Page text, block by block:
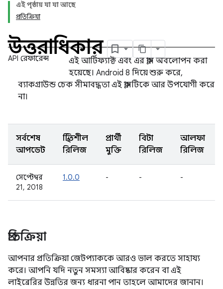
এই পৃষ্ঠায় যা যা আছে
প্রতিক্রিয়া
উত্তরাধিকার
API রেফারেন্স
এই আর্টিফ্যাক্ট এবং এর ক্লাস অবলোপন করা
হয়েছে। Android 8 দিয়ে শুরু করে,
ব্যাকগ্রাউন্ড চেক সীমাবদ্ধতা এই ক্লাসটিকে আর উপযোগী করে
না।
সর্বশেষ
আপডেট
স্থিতিশীল
রিলিজ
প্রার্থী
মুক্তি
বিটা
রিলিজ
আলফা
রিলিজ
সেপ্টেম্বর
21, 2018
1.0.0 - - -
প্রতিক্রিয়া
আপনার প্রতিক্রিয়া জেটপ্যাককে আরও ভাল করতে সাহায্য
করে। আপনি যদি নতুন সমস্যা আবিষ্কার করেন বা এই
লাইব্রেরির উন্নতির জন্য ধারনা পান তাহলে আমাদের জানান।